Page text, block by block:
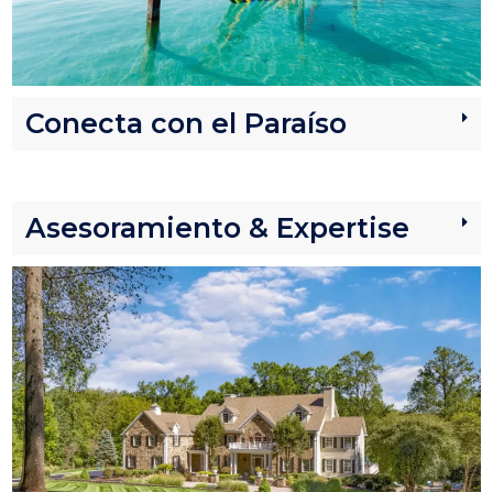
Asesoramiento & Expertise ​
Conecta con el Paraíso​